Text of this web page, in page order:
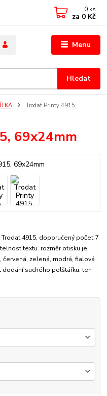
Menu
Hledat
0 ks
za 0 Kč
Trodat Printy 4915,
69x24mm
4915, doporučený počet 7
textu. rozměr otisku je
červená, zelená, modrá, fialová
dodání suchého polštářku, ten